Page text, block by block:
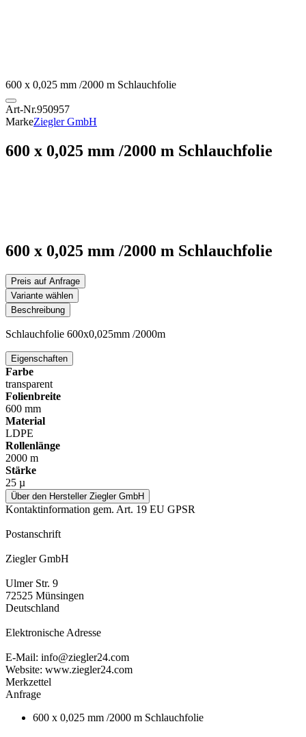
600 x 0,025 mm /2000 m Schlauchfolie
Art-Nr.950957
MarkeZiegler GmbH
600 x 0,025 mm /2000 m Schlauchfolie
600 x 0,025 mm /2000 m Schlauchfolie
Preis auf Anfrage
Variante wählen
Beschreibung
Schlauchfolie 600x0,025mm /2000m
Eigenschaften
Farbe
transparent
Folienbreite
600 mm
Material
LDPE
Rollenlänge
2000 m
Stärke
25 µ
Über den Hersteller Ziegler GmbH
Kontaktinformation gem. Art. 19 EU GPSR
Postanschrift
Ziegler GmbH
Ulmer Str. 9
72525 Münsingen
Deutschland
Elektronische Adresse
E-Mail: info@ziegler24.com
Website: www.ziegler24.com
Merkzettel
Anfrage
600 x 0,025 mm /2000 m Schlauchfolie